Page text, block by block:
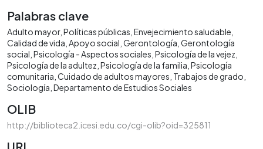
Palabras clave
Adulto mayor Políticas públicas Envejecimiento saludable
Calidad de vida Apoyo social Gerontología Gerontología
social Psicología - Aspectos sociales Psicología de la vejez
Psicología de la adultez Psicología de la familia Psicología
comunitaria Cuidado de adultos mayores Trabajos de grado
Sociología Departamento de Estudios Sociales
OLIB
http://biblioteca2.icesi.edu.co/cgi-olib?oid=325811